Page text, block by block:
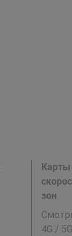
зон
4G /